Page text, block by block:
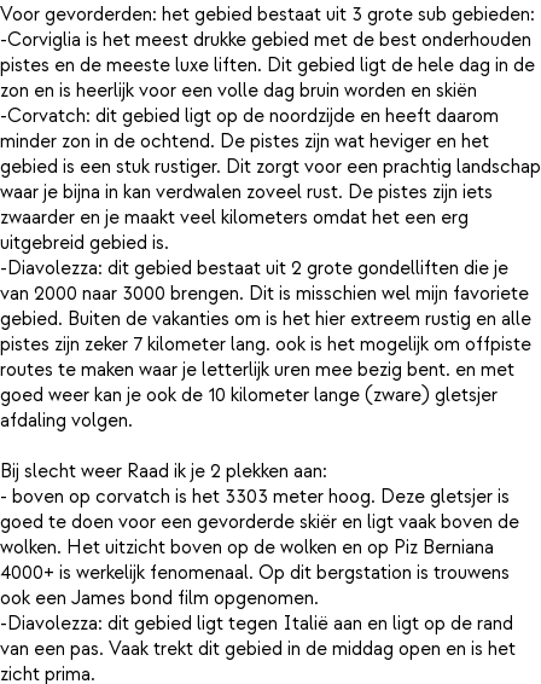
Voor gevorderden: het gebied bestaat uit 3 grote sub gebieden:
-Corviglia is het meest drukke gebied met de best onderhouden
pistes en de meeste luxe liften. Dit gebied ligt de hele dag in de
zon en is heerlijk voor een volle dag bruin worden en skiën
-Corvatch: dit gebied ligt op de noordzijde en heeft daarom
minder zon in de ochtend. De pistes zijn wat heviger en het
gebied is een stuk rustiger. Dit zorgt voor een prachtig landschap
waar je bijna in kan verdwalen zoveel rust. De pistes zijn iets
zwaarder en je maakt veel kilometers omdat het een erg
uitgebreid gebied is.
-Diavolezza: dit gebied bestaat uit 2 grote gondelliften die je
van 2000 naar 3000 brengen. Dit is misschien wel mijn favoriete
gebied. Buiten de vakanties om is het hier extreem rustig en alle
pistes zijn zeker 7 kilometer lang. ook is het mogelijk om offpiste
routes te maken waar je letterlijk uren mee bezig bent. en met
goed weer kan je ook de 10 kilometer lange (zware) gletsjer
afdaling volgen.
Bij slecht weer Raad ik je 2 plekken aan:
- boven op corvatch is het 3303 meter hoog. Deze gletsjer is
goed te doen voor een gevorderde skiër en ligt vaak boven de
wolken. Het uitzicht boven op de wolken en op Piz Berniana
4000+ is werkelijk fenomenaal. Op dit bergstation is trouwens
ook een James bond film opgenomen.
-Diavolezza: dit gebied ligt tegen Italië aan en ligt op de rand
van een pas. Vaak trekt dit gebied in de middag open en is het
zicht prima.